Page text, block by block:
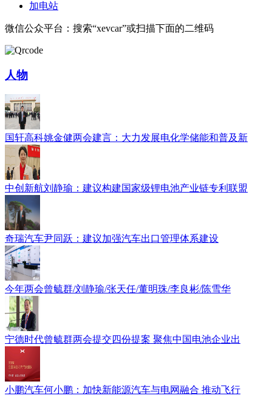
加电站
微信公众平台：搜索“xevcar”或扫描下面的二维码
人物
国轩高科姚金健两会建言：大力发展电化学储能和普及新
中创新航刘静瑜：建议构建国家级锂电池产业链专利联盟
奇瑞汽车尹同跃：建议加强汽车出口管理体系建设
今年两会曾毓群/刘静瑜/张天任/董明珠/李良彬/陈雪华
宁德时代曾毓群两会提交四份提案 聚焦中国电池企业出
小鹏汽车何小鹏：加快新能源汽车与电网融合 推动飞行